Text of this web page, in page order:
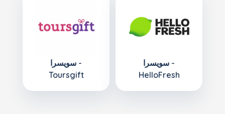
سويسرا -
Toursgift
سويسرا -
HelloFresh